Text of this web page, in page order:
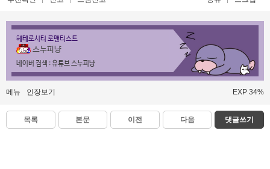
헤테로시티 로맨티스트
스누피냥
네이버 검색 : 유튜브 스누피냥
메뉴 인장보기 EXP 34%
목록 본문 이전 다음 댓글쓰기